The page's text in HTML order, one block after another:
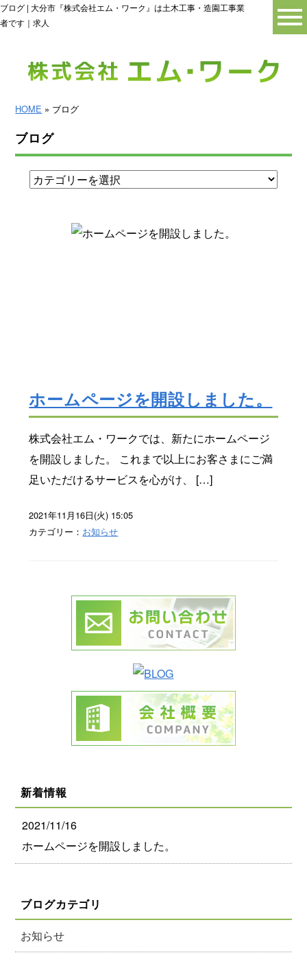
ブログ | 大分市『株式会社エム・ワーク』は土木工事・造園工事業
者です｜求人
HOME » ブログ
ブログ
ホームページを開設しました。
株式会社エム・ワークでは、新たにホームページ
を開設しました。 これまで以上にお客さまにご満
足いただけるサービスを心がけ、 […]
2021年11月16日(火) 15:05
カテゴリー： お知らせ
新着情報
2021/11/16
ホームページを開設しました。
ブログカテゴリ
お知らせ